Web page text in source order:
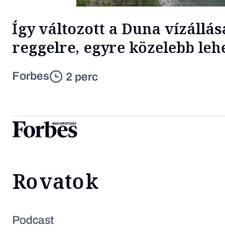
Így változott a Duna
reggelre, egyre közelebb
Forbes 2 perc
Rovatok
Podcast